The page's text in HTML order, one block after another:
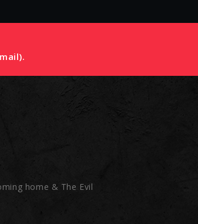
home & The Evil